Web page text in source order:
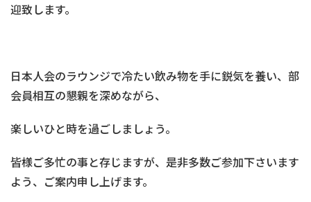
迎致します。
日本人会のラウンジで冷たい飲み物を手に鋭気を養い、部
会員相互の懇親を深めながら、
楽しいひと時を過ごしましょう。
皆様ご多忙の事と存じますが、是非多数ご参加下さいます
よう、ご案内申し上げます。